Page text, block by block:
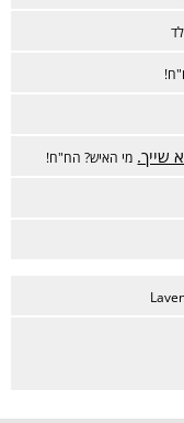
שייך. מי האיש? הח"ח!